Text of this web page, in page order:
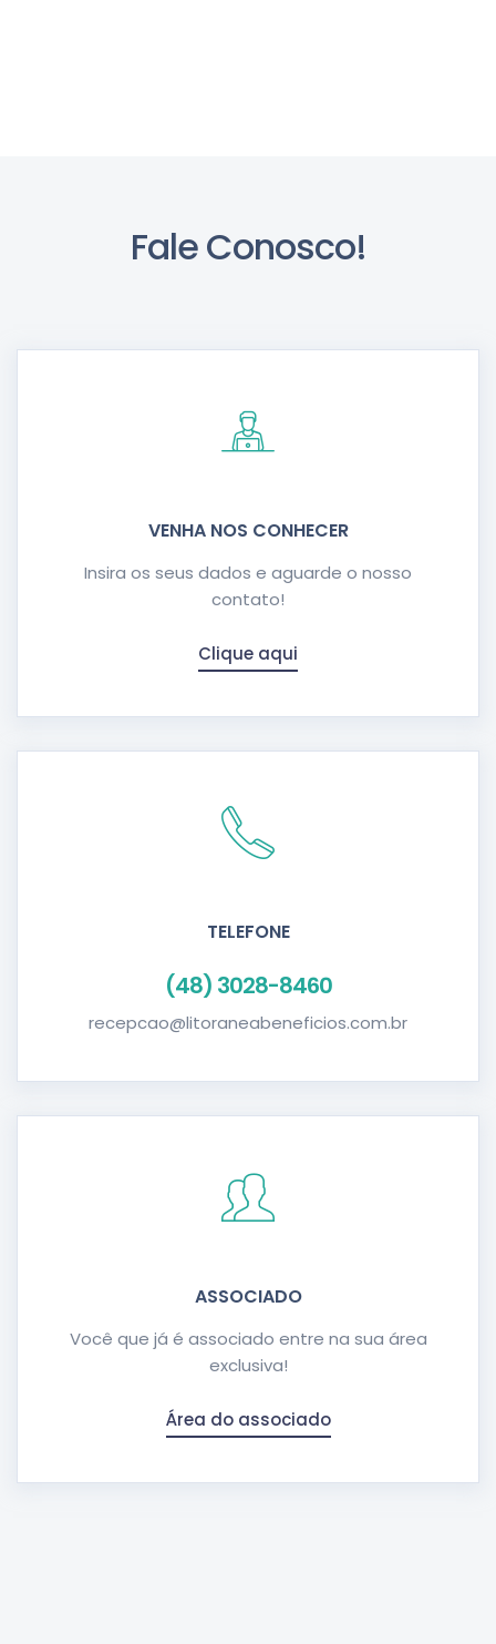
Fale Conosco!
VENHA NOS CONHECER
Insira os seus dados e aguarde o nosso
contato!
Clique aqui
TELEFONE
(48) 3028-8460
recepcao@litoraneabeneficios.com.br
ASSOCIADO
Você que já é associado entre na sua área
exclusiva!
Área do associado